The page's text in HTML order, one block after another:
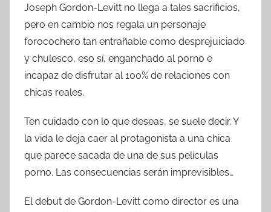
Joseph Gordon-Levitt no llega a tales sacrificios,
pero en cambio nos regala un personaje
forocochero tan entrañable como desprejuiciado
y chulesco, eso sí, enganchado al porno e
incapaz de disfrutar al 100% de relaciones con
chicas reales.
Ten cuidado con lo que deseas, se suele decir. Y
la vida le deja caer al protagonista a una chica
que parece sacada de una de sus películas
porno. Las consecuencias serán imprevisibles…
El debut de Gordon-Levitt como director es una